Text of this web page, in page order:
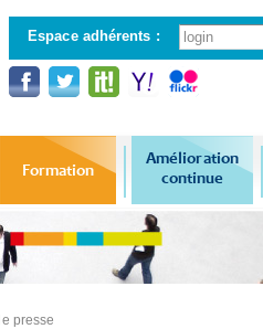
Espace adhérents :
Formation
Amélioration
continue
presse